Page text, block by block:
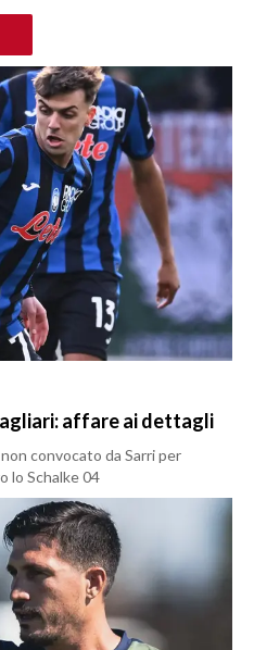
affare ai dettagli
convocato da Sarri per
lo Schalke 04